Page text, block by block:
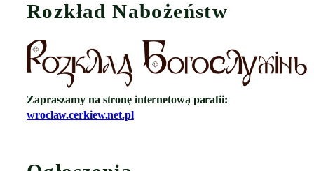
Rozkład Nabożeństw
Zapraszamy na stronę internetową parafii:
wroclaw.cerkiew.net.pl